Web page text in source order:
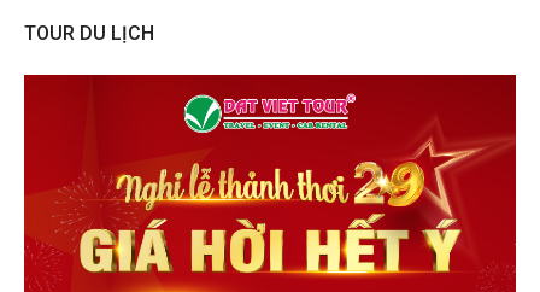
TOUR DU LỊCH